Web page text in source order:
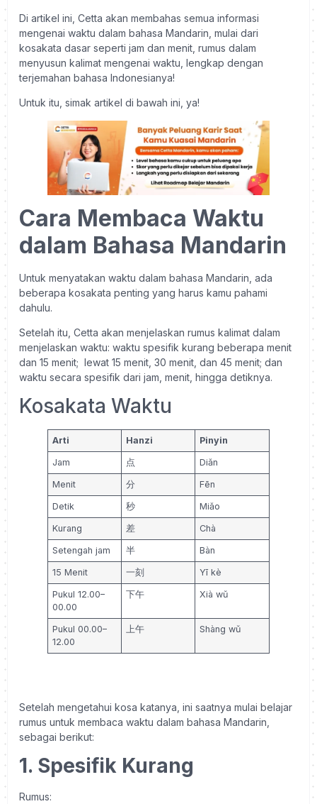
Di artikel ini, Cetta akan membahas semua informasi
mengenai waktu dalam bahasa Mandarin, mulai dari
kosakata dasar seperti jam dan menit, rumus dalam
menyusun kalimat mengenai waktu, lengkap dengan
terjemahan bahasa Indonesianya!
Untuk itu, simak artikel di bawah ini, ya!
Cara Membaca Waktu
dalam Bahasa Mandarin
Untuk menyatakan waktu dalam bahasa Mandarin, ada
beberapa kosakata penting yang harus kamu pahami
dahulu.
Setelah itu, Cetta akan menjelaskan rumus kalimat dalam
menjelaskan waktu: waktu spesifik kurang beberapa menit
dan 15 menit; lewat 15 menit, 30 menit, dan 45 menit; dan
waktu secara spesifik dari jam, menit, hingga detiknya.
Kosakata Waktu
Arti Hanzi Pinyin
Jam 点 Diǎn
Menit 分 Fēn
Detik 秒 Miǎo
Kurang 差 Chà
Setengah jam 半 Bàn
15 Menit 一刻 Yī kè
Pukul 12.00–
00.00
下午 Xià wǔ
Pukul 00.00–
12.00
上午 Shàng wǔ
Setelah mengetahui kosa katanya, ini saatnya mulai belajar
rumus untuk membaca waktu dalam bahasa Mandarin,
sebagai berikut:
1. Spesifik Kurang
Rumus: